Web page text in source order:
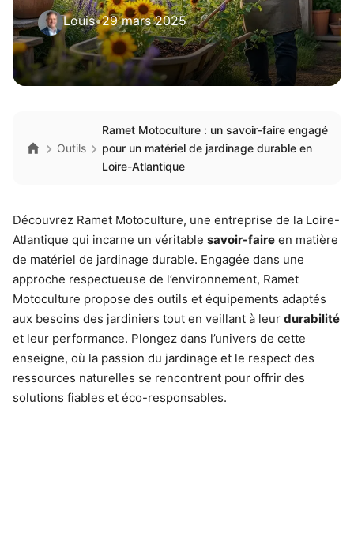
Louis•29 mars 2025
Outils
Ramet Motoculture : un savoir-faire engagé
pour un matériel de jardinage durable en
Loire-Atlantique
Découvrez Ramet Motoculture, une entreprise de la Loire-
Atlantique qui incarne un véritable savoir-faire en matière
de matériel de jardinage durable. Engagée dans une
approche respectueuse de l’environnement, Ramet
Motoculture propose des outils et équipements adaptés
aux besoins des jardiniers tout en veillant à leur durabilité
et leur performance. Plongez dans l’univers de cette
enseigne, où la passion du jardinage et le respect des
ressources naturelles se rencontrent pour offrir des
solutions fiables et éco-responsables.